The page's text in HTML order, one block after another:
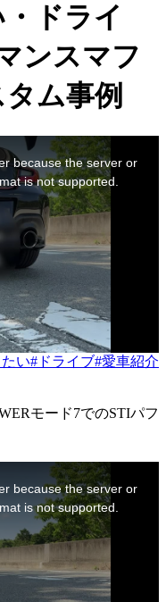
ドライ
ンスマフ
ム事例
because the server or
is not supported.
い#ドライブ#愛車紹介
モード7でのSTIパフ
because the server or
is not supported.